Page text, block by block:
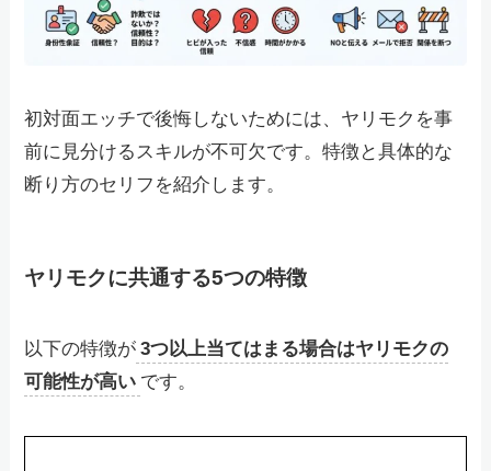
初対面エッチで後悔しないためには、ヤリモクを事
前に見分けるスキルが不可欠です。特徴と具体的な
断り方のセリフを紹介します。
ヤリモクに共通する5つの特徴
以下の特徴が 3つ以上当てはまる場合はヤリモクの
可能性が高い です。